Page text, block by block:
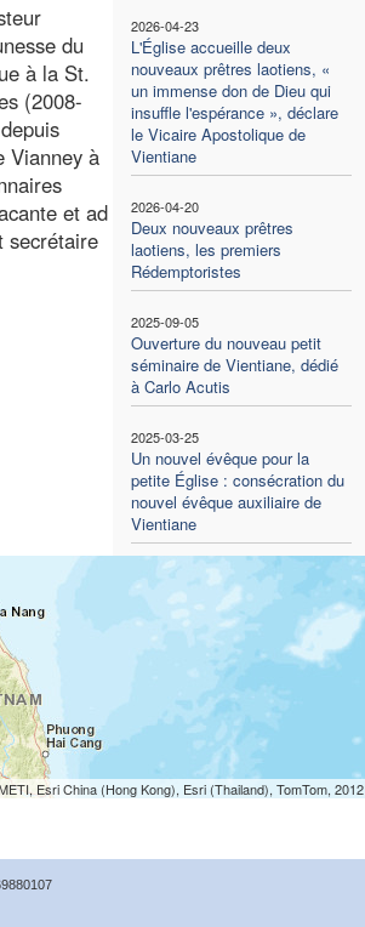
2026-04-23
L'Église accueille deux
nouveaux prêtres laotiens, «
un immense don de Dieu qui
insuffle l'espérance », déclare
le Vicaire Apostolique de
Vientiane
2026-04-20
Deux nouveaux prêtres
laotiens, les premiers
Rédemptoristes
2025-09-05
Ouverture du nouveau petit
séminaire de Vientiane, dédié
à Carlo Acutis
2025-03-25
Un nouvel évêque pour la
petite Église : consécration du
nouvel évêque auxiliaire de
Vientiane
du
à la St.
(2008-
Vianney à
et ad
secrétaire
Esri China (Hong Kong), Esri (Thailand), TomTom, 2012